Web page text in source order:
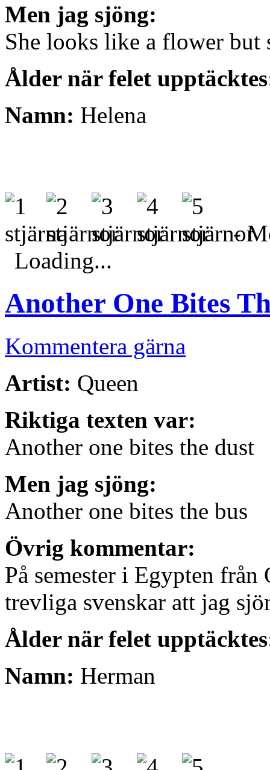
Men jag sjöng:
She looks like a flower but
Ålder när felet
Namn: Helena
-
Loading...
Another One Bites
Kommentera gärna
Artist: Queen
Riktiga texten var:
Another one bites the dust
Men jag sjöng:
Another one bites the bus
Övrig kommentar:
På semester i Egypten
trevliga svenskar att jag
Ålder när felet
Namn: Herman